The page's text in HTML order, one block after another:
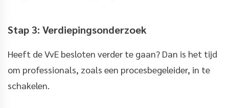
Stap 3: Verdiepingsonderzoek
Heeft de VvE besloten verder te gaan? Dan is het tijd
om professionals, zoals een procesbegeleider, in te
schakelen.